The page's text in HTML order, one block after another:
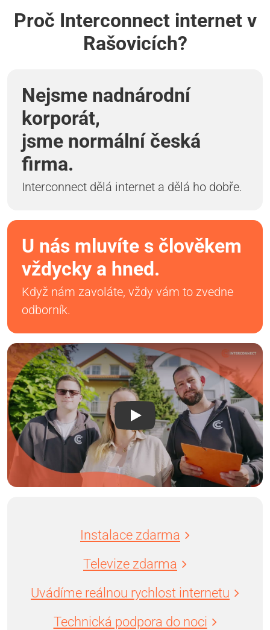
Proč Interconnect internet v
Rašovicích?
Nejsme nadnárodní
korporát,
jsme normální česká
firma.
Interconnect dělá internet a dělá ho dobře.
U nás mluvíte s člověkem
vždycky a hned.
Když nám zavoláte, vždy vám to zvedne
odborník.
Instalace zdarma
Televize zdarma
Uvádíme reálnou rychlost internetu
Technická podpora do noci